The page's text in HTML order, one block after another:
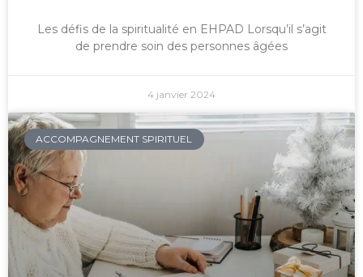
Les défis de la spiritualité en EHPAD Lorsqu’il s’agit
de prendre soin des personnes âgées
4 janvier 2024
ACCOMPAGNEMENT SPIRITUEL